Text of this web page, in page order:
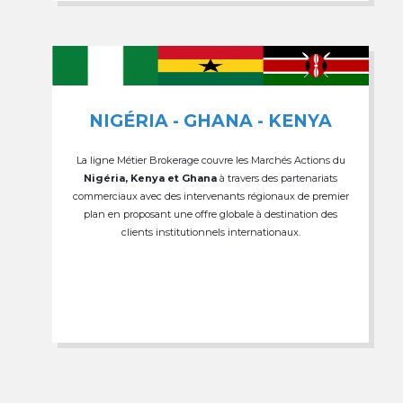
NIGÉRIA - GHANA - KENYA
La ligne Métier Brokerage couvre les Marchés Actions du
Nigéria, Kenya et Ghana à travers des partenariats
commerciaux avec des intervenants régionaux de premier
plan en proposant une offre globale à destination des
clients institutionnels internationaux.